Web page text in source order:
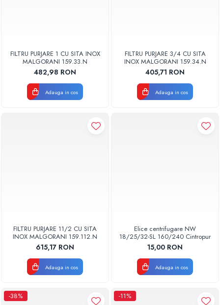
FILTRU PURJARE 1 CU SITA INOX
MALGORANI 159.33.N
482,98 RON
Adauga in cos
FILTRU PURJARE 3/4 CU SITA
INOX MALGORANI 159.34.N
405,71 RON
Adauga in cos
FILTRU PURJARE 11/2 CU SITA
INOX MALGORANI 159.112.N
615,17 RON
Adauga in cos
Elice centrifugare NW
18/25/32-SL 160/240 Cintropur
15,00 RON
Adauga in cos
-38% -11%